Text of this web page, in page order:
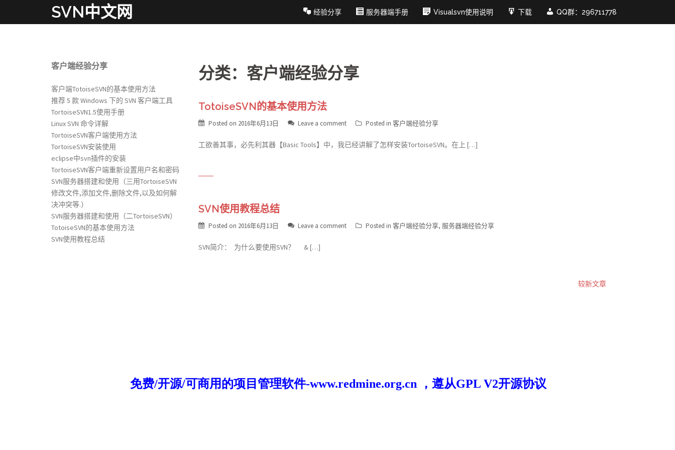
SVN中文网 经验分享 服务器端手册 Visualsvn使用说明 下载 QQ群：296711778
客户端经验分享
客户端TotoiseSVN的基本使用方法
推荐 5 款 Windows 下的 SVN 客户端工具
TortoiseSVN1.5使用手册
Linux SVN 命令详解
TortoiseSVN客户端使用方法
TortoiseSVN安装使用
eclipse中svn插件的安装
TortoiseSVN客户端重新设置用户名和密码
SVN服务器搭建和使用（三用TortoiseSVN
修改文件,添加文件,删除文件,以及如何解
决冲突等.）
SVN服务器搭建和使用（二TortoiseSVN）
TotoiseSVN的基本使用方法
SVN使用教程总结
分类：客户端经验分享
TotoiseSVN的基本使用方法
Posted on 2016年6月13日 Leave a comment Posted in 客户端经验分享
工欲善其事，必先利其器【Basic Tools】中，我已经讲解了怎样安装TortoiseSVN。在上 […]
SVN使用教程总结
Posted on 2016年6月13日 Leave a comment Posted in 客户端经验分享, 服务器端经验分享
SVN简介： 为什么要使用SVN？ & […]
较新文章